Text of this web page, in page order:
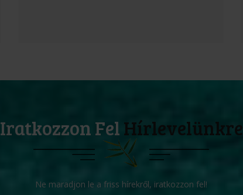
Iratkozzon FelHírlevelünkre
Ne maradjon le a friss hírekről, iratkozzon fel!